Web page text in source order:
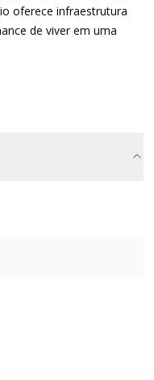
oferece infraestrutura
de viver em uma